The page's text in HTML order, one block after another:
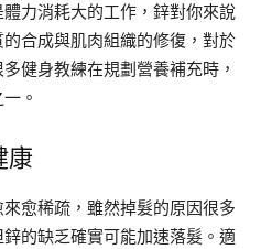
力消耗大的工作，鋅對你來說
合成與肌肉組織的修復，對於
健身教練在規劃營養補充時，
。
康
愈稀疏，雖然掉髮的原因很多
鋅的缺乏確實可能加速落髮。適